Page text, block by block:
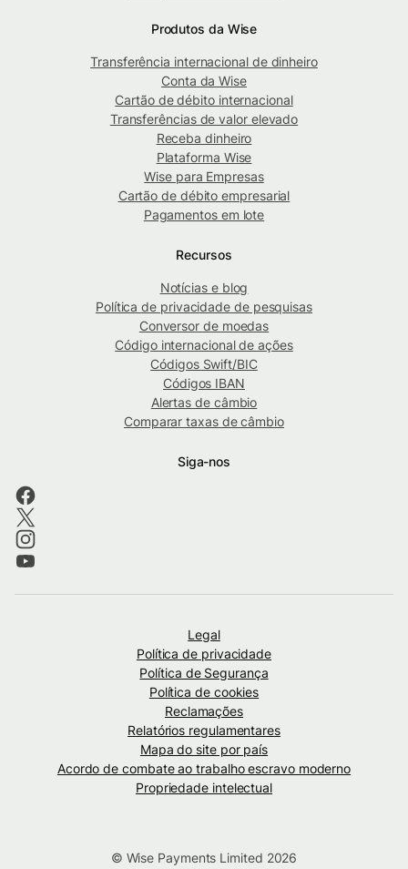
Produtos da Wise
Transferência internacional de dinheiro
Conta da Wise
Cartão de débito internacional
Transferências de valor elevado
Receba dinheiro
Plataforma Wise
Wise para Empresas
Cartão de débito empresarial
Pagamentos em lote
Recursos
Notícias e blog
Política de privacidade de pesquisas
Conversor de moedas
Código internacional de ações
Códigos Swift/BIC
Códigos IBAN
Alertas de câmbio
Comparar taxas de câmbio
Siga-nos
Legal
Política de privacidade
Política de Segurança
Política de cookies
Reclamações
Relatórios regulamentares
Mapa do site por país
Acordo de combate ao trabalho escravo moderno
Propriedade intelectual
© Wise Payments Limited 2026